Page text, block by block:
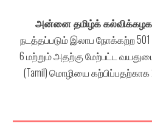
அன்னை தமிழ்க்
நடத்தப்படும் இலாப நோக்கற்ற
6மற்றும் அதற்கு மேற்பட்ட
(Tamil) மொழியை